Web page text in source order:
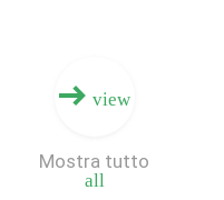
view
all
Mostra tutto